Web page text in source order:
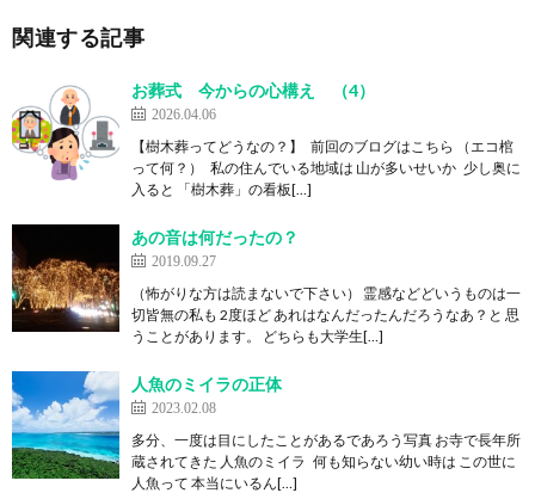
関連する記事
お葬式 今からの心構え （4）
2026.04.06
【樹木葬ってどうなの？】 前回のブログはこちら （エコ棺
って何？） 私の住んでいる地域は 山が多いせいか 少し奥に
入ると 「樹木葬」の看板[…]
あの音は何だったの？
2019.09.27
（怖がりな方は読まないで下さい） 霊感などどいうものは一
切皆無の私も 2度ほど あれはなんだったんだろうなあ？と 思
うことがあります。 どちらも大学生[…]
人魚のミイラの正体
2023.02.08
多分、一度は目にしたことがあるであろう写真 お寺で長年所
蔵されてきた 人魚のミイラ 何も知らない幼い時は この世に
人魚って 本当にいるん[…]